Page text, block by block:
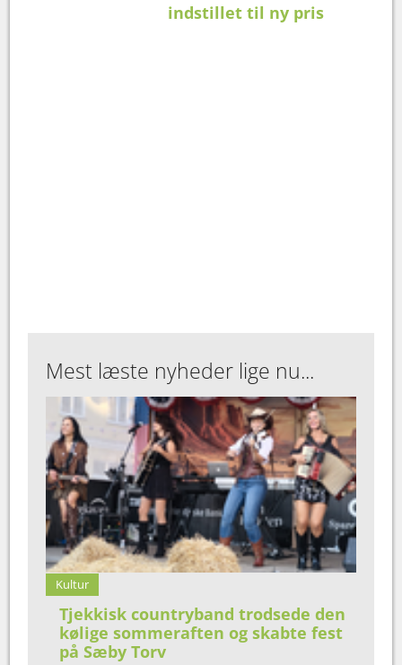
indstillet til ny pris
Mest læste nyheder lige nu...
Kultur
Tjekkisk countryband trodsede den
kølige sommeraften og skabte fest
på Sæby Torv